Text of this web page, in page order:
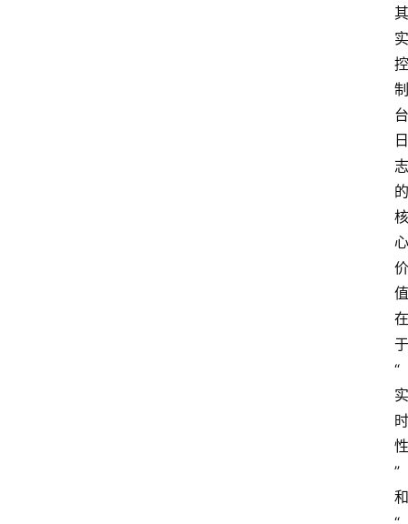
其
实
控
制
台
日
志
的
核
心
价
值
在
于
“
实
时
性
”
和